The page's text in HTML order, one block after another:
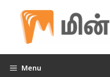
content
Menu